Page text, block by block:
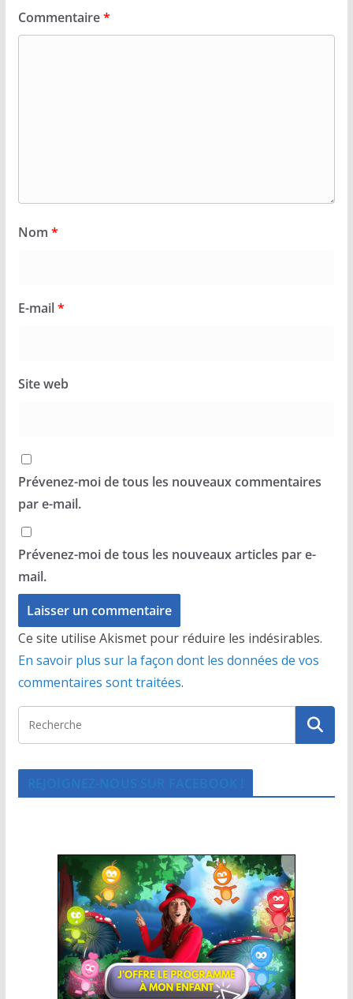
Commentaire*
Nom *
E-mail*
Site web
Prévenez-moi de tous les nouveaux commentaires
par e-mail.
Prévenez-moi de tous les nouveaux articles par e-
mail.
Ce site utilise Akismet pour réduire les indésirables.
En savoir plus sur la façon dont les données de vos
commentaires sont traitées.
REJOIGNEZ-NOUS SUR FACEBOOK !